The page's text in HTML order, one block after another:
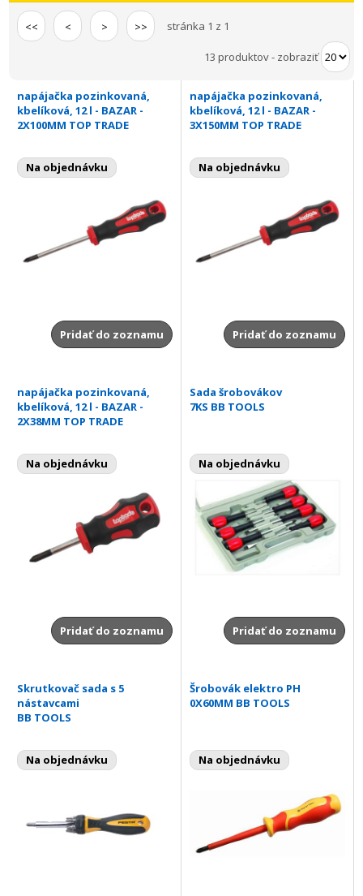
<< < > >> stránka 1 z 1
13 produktov- zobraziť
napájačka pozinkovaná,
kbelíková, 12 l - BAZAR -
2X100MM TOP TRADE
Na objednávku
Pridať do zoznamu
napájačka pozinkovaná,
kbelíková, 12 l - BAZAR -
3X150MM TOP TRADE
Na objednávku
Pridať do zoznamu
napájačka pozinkovaná,
kbelíková, 12 l - BAZAR -
2X38MM TOP TRADE
Na objednávku
Pridať do zoznamu
Sada šrobovákov
7KS BB TOOLS
Na objednávku
Pridať do zoznamu
Skrutkovač sada s 5
nástavcami
BB TOOLS
Na objednávku
Šrobovák elektro PH
0X60MM BB TOOLS
Na objednávku